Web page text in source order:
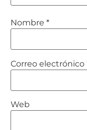
Nombre *
Correo electrónico
Web